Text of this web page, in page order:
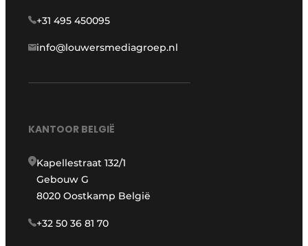
+31 495 450095
info@louwersmediagroep.nl
KANTOOR BELGIË
Kapellestraat 132/1
Gebouw G
8020 Oostkamp België
+32 50 36 81 70